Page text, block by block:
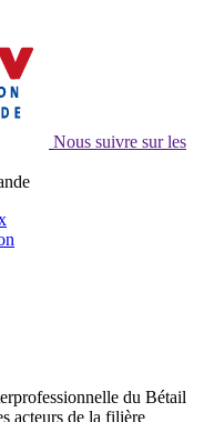
Nous suivre sur les
du Bétail
acteurs de la filière